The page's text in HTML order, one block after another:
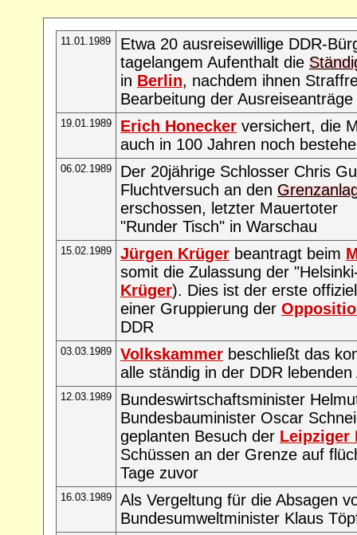
11.01.1989
Etwa 20 ausreisewillige DDR-
tagelangem Aufenthalt die
in Berlin, nachdem ihnen
Bearbeitung der
19.01.1989 Erich Honecker versichert, die
auch in 100 Jahren noch
06.02.1989
Der 20jährige Schlosser Chris
Fluchtversuch an den
erschossen, letzter Mauertoter
"Runder Tisch" in Warschau
15.02.1989 Jürgen Krüger beantragt beim
somit die Zulassung der
Krüger). Dies ist der erste
einer Gruppierung der
DDR
03.03.1989 Volkskammer beschließt das
alle ständig in der DDR lebenden
12.03.1989
Bundeswirtschaftsminister
Bundesbauminister Oscar
geplanten Besuch der Leipziger
Schüssen an der Grenze auf
Tage zuvor
16.03.1989
Als Vergeltung für die Absagen
Bundesumweltminister Klaus